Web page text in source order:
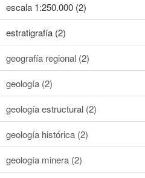
escala 1:250.000 (2)
estratigrafía (2)
geografía regional (2)
geología (2)
geología estructural (2)
geología histórica (2)
geología minera (2)